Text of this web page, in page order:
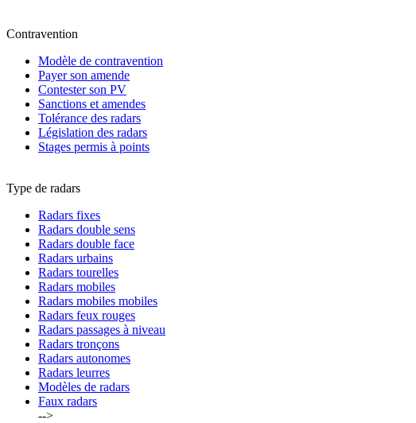
Contravention
Modèle de contravention
Payer son amende
Contester son PV
Sanctions et amendes
Tolérance des radars
Législation des radars
Stages permis à points
Type de radars
Radars fixes
Radars double sens
Radars double face
Radars urbains
Radars tourelles
Radars mobiles
Radars mobiles mobiles
Radars feux rouges
Radars passages à niveau
Radars tronçons
Radars autonomes
Radars leurres
Modèles de radars
Faux radars
-->